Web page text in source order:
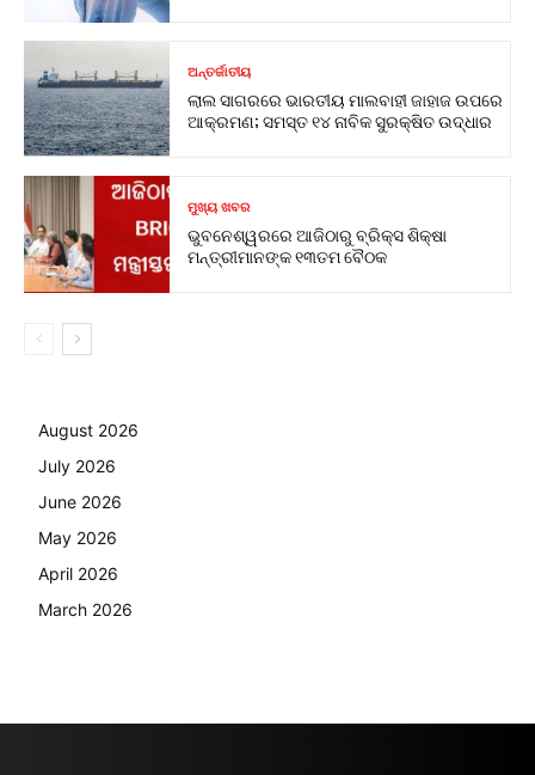
ଅନ୍ତର୍ଜାତୀୟ
ଲାଲ ସାଗରରେ ଭାରତୀୟ ମାଲବାହୀ ଜାହାଜ ଉପରେ
ଆକ୍ରମଣ; ସମସ୍ତ ୧୪ ନାବିକ ସୁରକ୍ଷିତ ଉଦ୍ଧାର
ମୁଖ୍ୟ ଖବର
ଭୁବନେଶ୍ୱରରେ ଆଜିଠାରୁ ବ୍ରିକ୍ସ ଶିକ୍ଷା
ମନ୍ତ୍ରୀମାନଙ୍କ ୧୩ତମ ବୈଠକ
August 2026
July 2026
June 2026
May 2026
April 2026
March 2026